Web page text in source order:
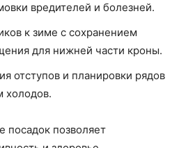
вредителей и болезней.
к зиме с сохранением
для нижней части кроны.
отступов и планировки рядов
холодов.
посадок позволяет